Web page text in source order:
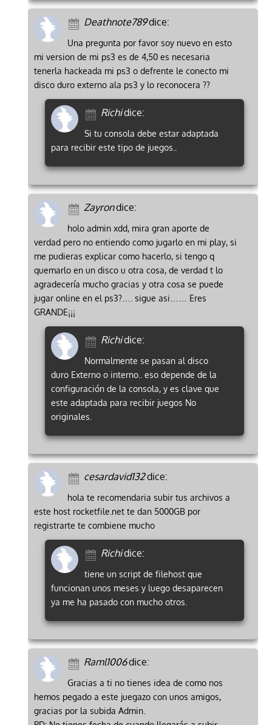
Deathnote789dice:
Una pregunta por favor soy nuevo en esto
mi version de mi ps3 es de 4,50 es necesaria
tenerla hackeada mi ps3 o defrente le conecto mi
disco duro externo ala ps3 y lo reconocera ??
Richidice:
Si tu consola debe estar adaptada
para recibir este tipo de juegos..
Zayrondice:
holo admin xdd, mira gran aporte de
verdad pero no entiendo como jugarlo en mi play, si
me pudieras explicar como hacerlo, si tengo q
quemarlo en un disco u otra cosa, de verdad t lo
agradecería mucho gracias y otra cosa se puede
jugar online en el ps3?…. sigue asi…… Eres
GRANDE¡¡¡
Richidice:
Normalmente se pasan al disco
duro Externo o interno.. eso depende de la
configuración de la consola, y es clave que
este adaptada para recibir juegos No
originales.
cesardavid132dice:
hola te recomendaria subir tus archivos a
este host rocketfile.net te dan 5000GB por
registrarte te combiene mucho
Richidice:
tiene un script de filehost que
funcionan unos meses y luego desaparecen
ya me ha pasado con mucho otros.
Raml1006dice:
Gracias a ti no tienes idea de como nos
hemos pegado a este juegazo con unos amigos,
gracias por la subida Admin.